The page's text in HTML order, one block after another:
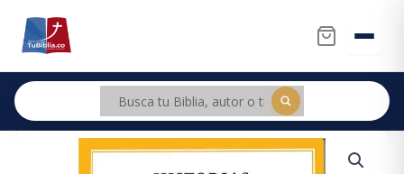
contenido